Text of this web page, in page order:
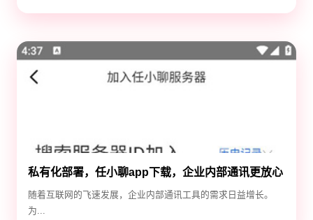
私有化部署，任小聊app下载，企业内部通讯更放心
随着互联网的飞速发展，企业内部通讯工具的需求日益增长。
为...